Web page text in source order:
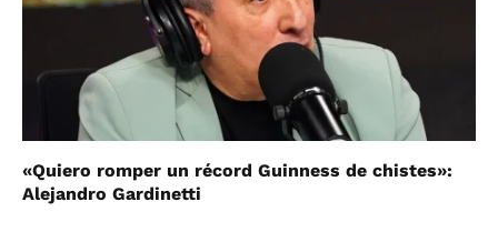
«Quiero romper un récord Guinness de chistes»:
Alejandro Gardinetti